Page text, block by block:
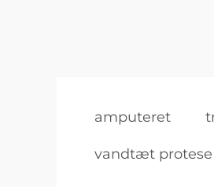
amputeret
vandtæt